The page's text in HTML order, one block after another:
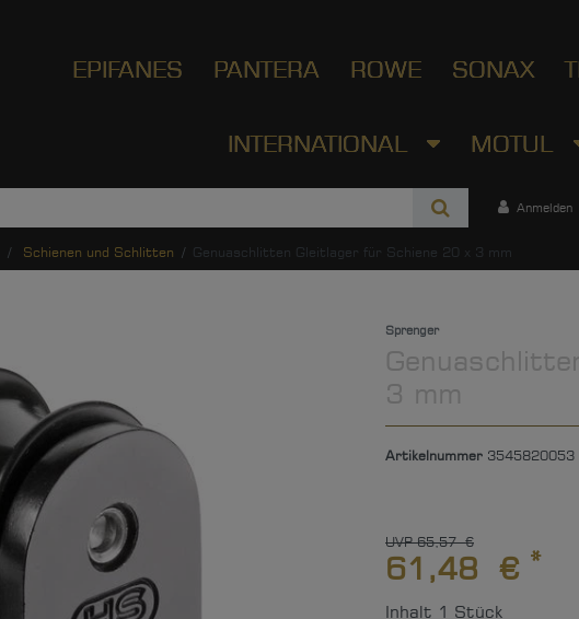
EPIFANES PANTERA ROWE SONAX
INTERNATIONAL MOTUL
Anmelden
Schienen und Schlitten Genuaschlitten Gleitlager für Schiene 20 x 3 mm
Sprenger
3 mm
Artikelnummer 3545820053
UVP 65,57 €
61,48 € *
Inhalt 1 Stück